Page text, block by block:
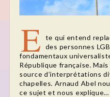
E te qui entend
des personnes
fondamentaux
République française.
source d’interprétations
chapelles. Arnaud Abel
ce sujet et nous explique…